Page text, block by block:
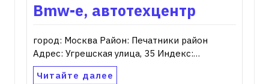
Bmw-e, автотехцентр
город: Москва Район: Печатники район
Адрес: Угрешская улица, 35 Индекс:…
Читайте далее